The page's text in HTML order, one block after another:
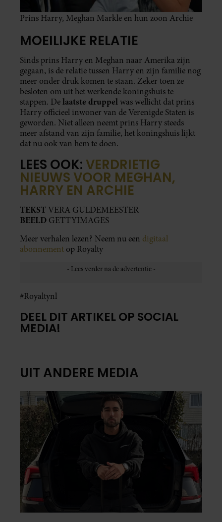
Prins Harry, Meghan Markle en hun zoon Archie
MOEILIJKE RELATIE
Sinds prins Harry en Meghan naar Amerika zijn
gegaan, is de relatie tussen Harry en zijn familie nog
meer onder druk komen te staan. Zeker toen ze
besloten om uit het werkende koningshuis te
stappen. Delaatste druppelwas wellicht dat prins
Harry officieel inwoner van de Verenigde Staten is
geworden. Niet alleen neemt prins Harry steeds
meer afstand van zijn familie, het koningshuis lijkt
dat nu ook van hem te doen.
LEES OOK:VERDRIETIG
NIEUWS VOOR MEGHAN,
HARRY EN ARCHIE
TEKSTVERA GULDEMEESTER
BEELD GETTYIMAGES
Meer verhalen lezen? Neem nu een digitaal
abonnement op Royalty
#Royaltynl
DEEL DIT ARTIKEL OP SOCIAL
MEDIA!
UIT ANDERE MEDIA